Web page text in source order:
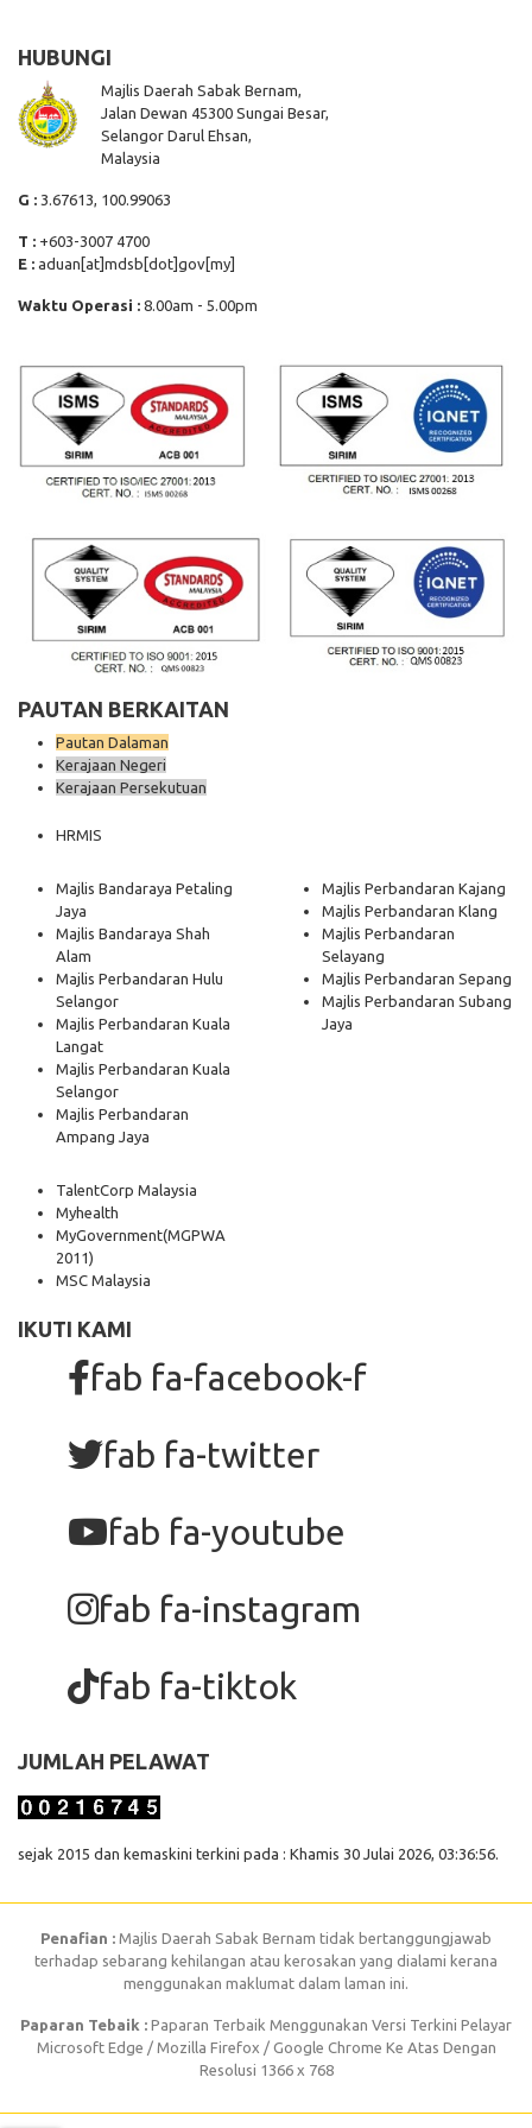
HUBUNGI
Majlis Daerah Sabak Bernam,
Jalan Dewan 45300 Sungai Besar,
Selangor Darul Ehsan,
Malaysia
G : 3.67613, 100.99063
T : +603-3007 4700
E : aduan[at]mdsb[dot]gov[my]
Waktu Operasi : 8.00am - 5.00pm
PAUTAN BERKAITAN
Pautan Dalaman
Kerajaan Negeri
Kerajaan Persekutuan
HRMIS
Majlis Bandaraya Petaling
Jaya
Majlis Bandaraya Shah
Alam
Majlis Perbandaran Hulu
Selangor
Majlis Perbandaran Kuala
Langat
Majlis Perbandaran Kuala
Selangor
Majlis Perbandaran
Ampang Jaya
Majlis Perbandaran Kajang
Majlis Perbandaran Klang
Majlis Perbandaran
Selayang
Majlis Perbandaran Sepang
Majlis Perbandaran Subang
Jaya
TalentCorp Malaysia
Myhealth
MyGovernment(MGPWA
2011)
MSC Malaysia
IKUTI KAMI
fab fa-facebook-f
fab fa-twitter
fab fa-youtube
fab fa-instagram
fab fa-tiktok
JUMLAH PELAWAT
sejak 2015 dan kemaskini terkini pada : Khamis 30 Julai 2026, 03:36:56.
Penafian : Majlis Daerah Sabak Bernam tidak bertanggungjawab
terhadap sebarang kehilangan atau kerosakan yang dialami kerana
menggunakan maklumat dalam laman ini.
Paparan Tebaik : Paparan Terbaik Menggunakan Versi Terkini Pelayar
Microsoft Edge / Mozilla Firefox / Google Chrome Ke Atas Dengan
Resolusi 1366 x 768